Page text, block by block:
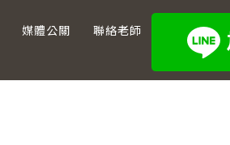
媒體公關 聯絡老師